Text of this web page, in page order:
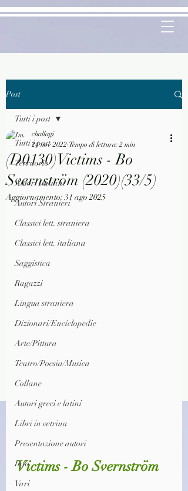
Post
Tutti i post
Territorio
Autori Italiani
Autori Stranieri
Classici lett. straniera
Classici lett. italiana
Saggistica
Ragazzi
Lingua straniera
Dizionari/Enciclopedie
Arte/Pittura
Teatro/Poesia/Musica
Collane
Autori greci e latini
Libri in vetrina
Presentazione autori
Info
Vari
Tutti i post
(D0130)Victims - Bo
Svernström (2020)(33/5)
challagi
24 nov 2022 Tempo di lettura: 2 min
Aggiornamento:31 ago 2025
Victims - Bo Svernström